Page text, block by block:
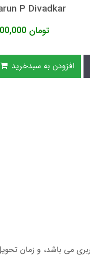
P Divadkar
تومان
افزودن به سبدخرید